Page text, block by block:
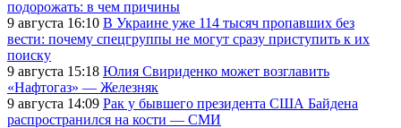
подорожать: в чем причины
9 августа 16:10 В Украине уже 114 тысяч пропавших без
вести: почему спецгруппы не могут сразу приступить к их
поиску
9 августа 15:18 Юлия Свириденко может возглавить
«Нафтогаз» — Железняк
9 августа 14:09 Рак у бывшего президента США Байдена
распространился на кости — СМИ